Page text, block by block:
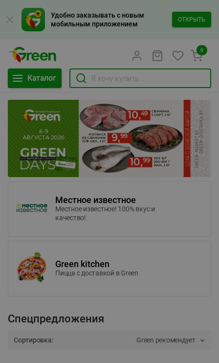
Удобно заказывать с новым
мобильным приложением
ОТКРЫТЬ
Каталог
0
Местное известное
Местное известное! 100% вкус и
качество!
Green kitchen
Пицца c доставкой в Green
Спецпредложения
Сортировка: Green рекомендует